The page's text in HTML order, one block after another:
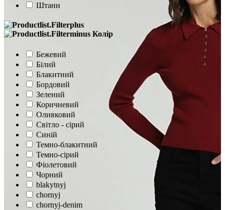
Штани
Колір
Бежевий
Білий
Блакитний
Бордовий
Зелений
Коричневий
Оливковий
Світло - сірий
Синій
Темно-блакитний
Темно-сірий
Фіолетовий
Чорний
blakytnyj
chornyj
chornyj-denim